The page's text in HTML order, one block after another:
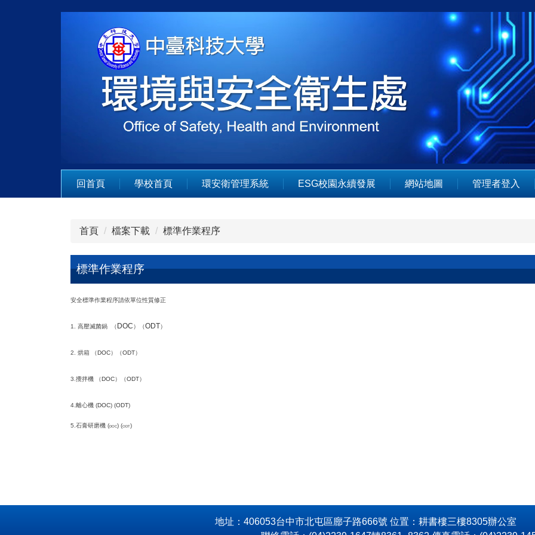
回首頁 學校首頁 環安衛管理系統 ESG校園永續發展 網站地圖 管理者登入
首頁 檔案下載 標準作業程序
標準作業程序
安全標準作業程序請依單位性質修正
1. 高壓滅菌鍋 （ DOC）（ODT）
2. 烘箱 （DOC）（ODT）
3.攪拌機 （DOC）（ODT）
4.離心機 (DOC) (ODT)
5.石膏研磨機 (DOC) (ODT)
地址：406053台中市北屯區廍子路666號 位置：耕書樓三樓8305辦公室